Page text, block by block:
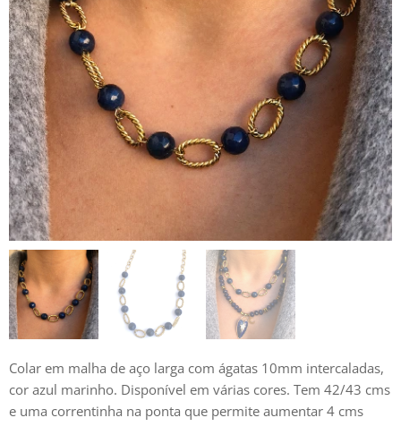
Colar em malha de aço larga com ágatas 10mm intercaladas,
cor azul marinho. Disponível em várias cores. Tem 42/43 cms
e uma correntinha na ponta que permite aumentar 4 cms